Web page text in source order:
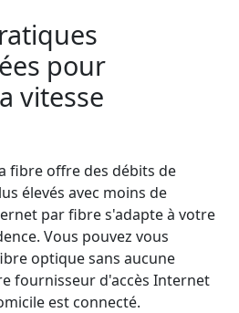
pour
vitesse
fibre offre des débits de
élevés avec moins de
par fibre s'adapte à votre
Vous pouvez vous
optique sans aucune
fournisseur d'accès Internet
est connecté.